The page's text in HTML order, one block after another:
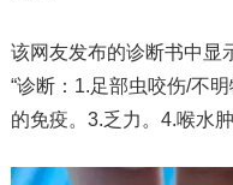
该网友发布的诊断书中显
“诊断：1.足部虫咬伤/不
的免疫。3.乏力。4.喉水